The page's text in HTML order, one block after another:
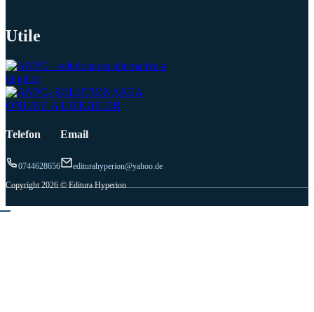
Utile
Telefon
0744628656
Email
editurahyperion@yahoo.de
Copyright 2026 © Editura Hyperion